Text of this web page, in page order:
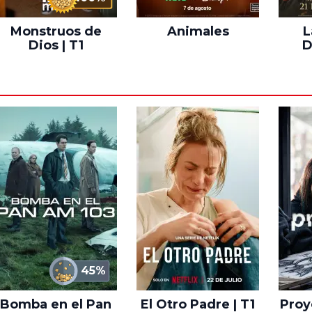
Monstruos de
Dios | T1
Animales
45%
Bomba en el Pan
El Otro Padre | T1